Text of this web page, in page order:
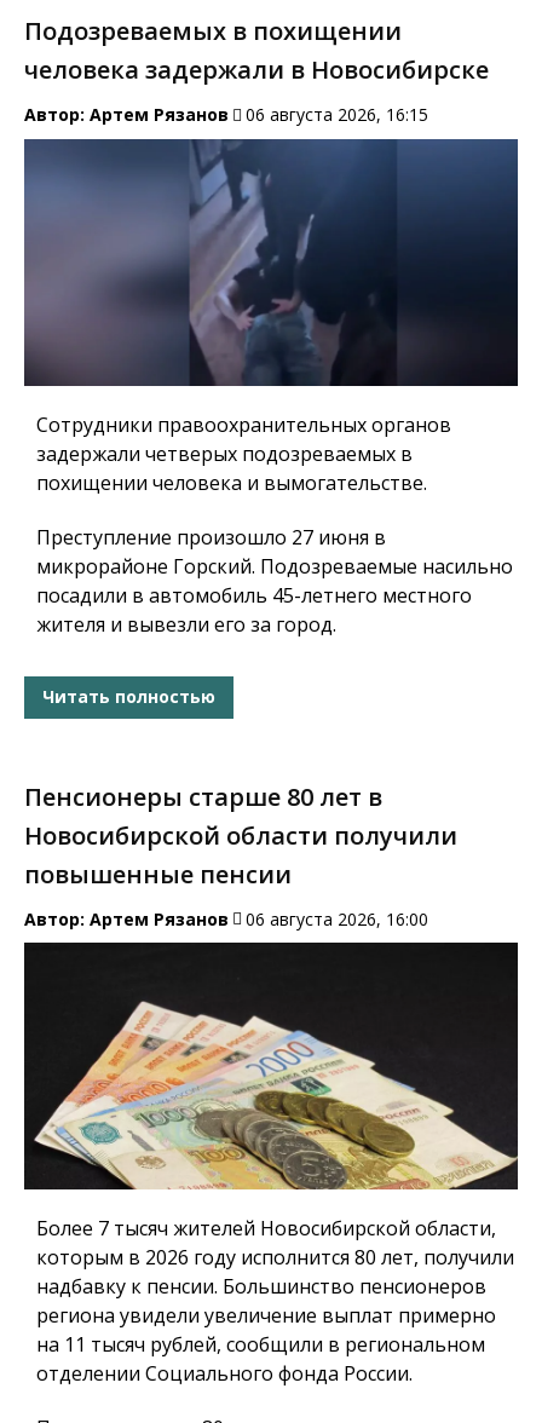
Подозреваемых в похищении
человека задержали в Новосибирске
Автор: Артем Рязанов 06 августа 2026, 16:15
Сотрудники правоохранительных органов
задержали четверых подозреваемых в
похищении человека и вымогательстве.
Преступление произошло 27 июня в
микрорайоне Горский. Подозреваемые насильно
посадили в автомобиль 45-летнего местного
жителя и вывезли его за город.
Читать полностью
Пенсионеры старше 80 лет в
Новосибирской области получили
повышенные пенсии
Автор: Артем Рязанов 06 августа 2026, 16:00
Более 7 тысяч жителей Новосибирской области,
которым в 2026 году исполнится 80 лет, получили
надбавку к пенсии. Большинство пенсионеров
региона увидели увеличение выплат примерно
на 11 тысяч рублей, сообщили в региональном
отделении Социального фонда России.